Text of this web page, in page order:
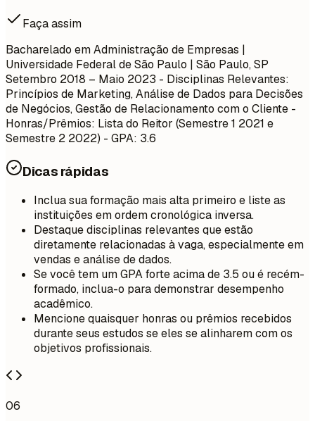
Faça assim
Bacharelado em Administração de Empresas |
Universidade Federal de São Paulo | São Paulo, SP
Setembro 2018 – Maio 2023 - Disciplinas Relevantes:
Princípios de Marketing, Análise de Dados para Decisões
de Negócios, Gestão de Relacionamento com o Cliente -
Honras/Prêmios: Lista do Reitor (Semestre 1 2021 e
Semestre 2 2022) - GPA: 3.6
Dicas rápidas
Inclua sua formação mais alta primeiro e liste as
instituições em ordem cronológica inversa.
Destaque disciplinas relevantes que estão
diretamente relacionadas à vaga, especialmente em
vendas e análise de dados.
Se você tem um GPA forte acima de 3.5 ou é recém-
formado, inclua-o para demonstrar desempenho
acadêmico.
Mencione quaisquer honras ou prêmios recebidos
durante seus estudos se eles se alinharem com os
objetivos profissionais.
06